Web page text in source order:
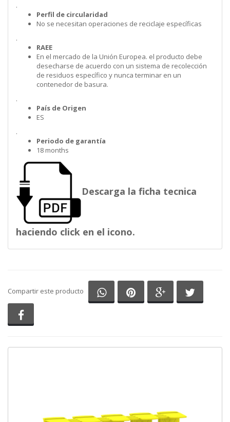
.
Perfil de circularidad
No se necesitan operaciones de reciclaje específicas
.
RAEE
En el mercado de la Unión Europea. el producto debe
desecharse de acuerdo con un sistema de recolección
de residuos específico y nunca terminar en un
contenedor de basura.
.
País de Origen
ES
.
Periodo de garantía
18 months
Descarga la ficha tecnica
haciendo click en el icono.
Compartir este producto Compartir en Whatsapp
Compartir en Pinterest
Compartir en